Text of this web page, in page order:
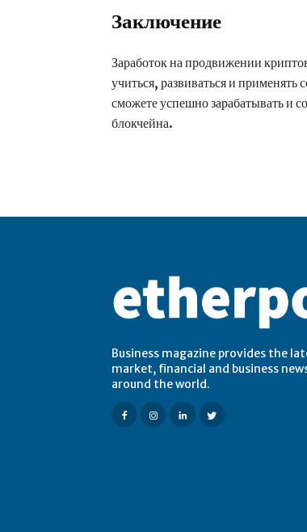
Заключение
Заработок на продвижении
учиться, развиваться и
сможете успешно зарабатывать и
блокчейна.
Business magazine provides the
market, financial and business
around the world.